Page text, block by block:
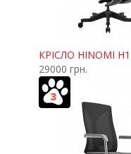
КРІСЛО HINOMI
29000 грн.